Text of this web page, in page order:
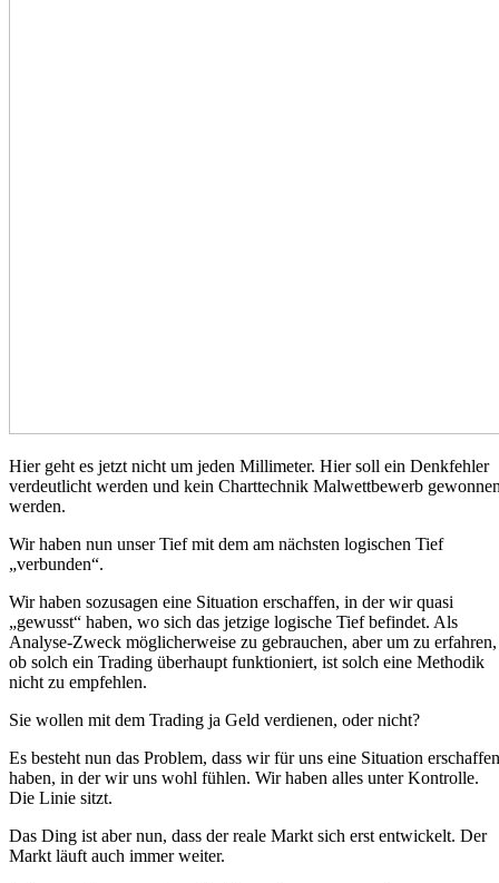
Hier geht es jetzt nicht um jeden Millimeter. Hier soll ein Denkfehler
verdeutlicht werden und kein Charttechnik Malwettbewerb
werden.
Wir haben nun unser Tief mit dem am nächsten logischen Tief
„verbunden“.
Wir haben sozusagen eine Situation erschaffen, in der wir quasi
„gewusst“ haben, wo sich das jetzige logische Tief befindet. Als
Analyse-Zweck möglicherweise zu gebrauchen, aber um zu erfahren,
ob solch ein Trading überhaupt funktioniert, ist solch eine Methodik
nicht zu empfehlen.
Sie wollen mit dem Trading ja Geld verdienen, oder nicht?
Es besteht nun das Problem, dass wir für uns eine Situation erschaffen
haben, in der wir uns wohl fühlen. Wir haben alles unter Kontrolle.
Die Linie sitzt.
Das Ding ist aber nun, dass der reale Markt sich erst entwickelt. Der
Markt läuft auch immer weiter.